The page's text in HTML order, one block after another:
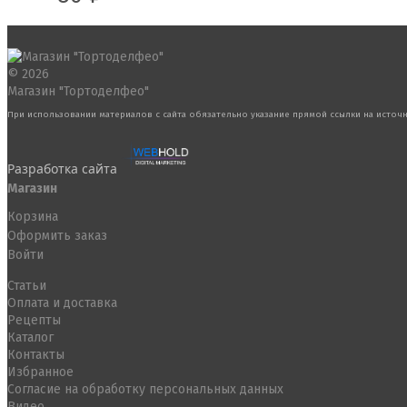
© 2026
Магазин "Тортоделфео"
При использовании материалов с сайта обязательно указание прямой ссылки на
Разработка сайта
Магазин
Корзина
Оформить заказ
Войти
Статьи
Оплата и доставка
Рецепты
Каталог
Контакты
Избранное
Согласие на обработку персональных данных